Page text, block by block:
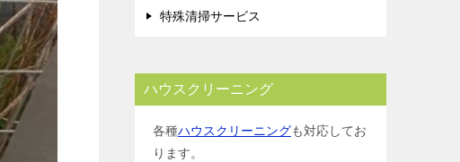
特殊清掃サービス
ハウスクリーニング
各種ハウスクリーニングも対応してお
ります。